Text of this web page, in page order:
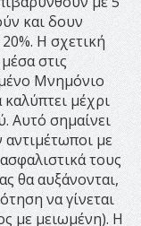
και δουν
Η σχετική
στις
Μνηµόνιο
µέχρι
Αυτό σηµαίνει
αντιµέτωποι µε
τους
θα αυξάνονται,
να γίνεται
µε µειωµένη). Η